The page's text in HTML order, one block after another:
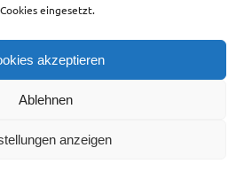
eingesetzt.
akzeptieren
Ablehnen
anzeigen
Datenschutzerklärung